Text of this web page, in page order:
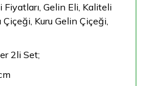
Gelin Eli, Kaliteli
Kuru Gelin Çiçeği,
2li Set;